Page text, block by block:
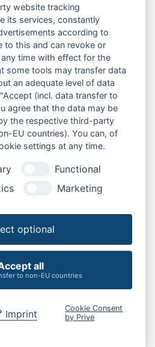
zu gestalten und fortlaufend
wir Cookies. Durch die weitere
Sie der Verwendung von Cookies
website tracking
its services, constantly
according to
to this and can revoke or
time with effect for the
some tools may transfer data
an adequate level of data
(incl. data transfer to
agree that the data may be
the respective third-party
EU countries). You can, of
settings at any time.
Functional
Marketing
optional
all
to non-EU countries
Imprint
Cookie Consent
by Prive